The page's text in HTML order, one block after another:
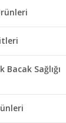
Bacak Sağlığı